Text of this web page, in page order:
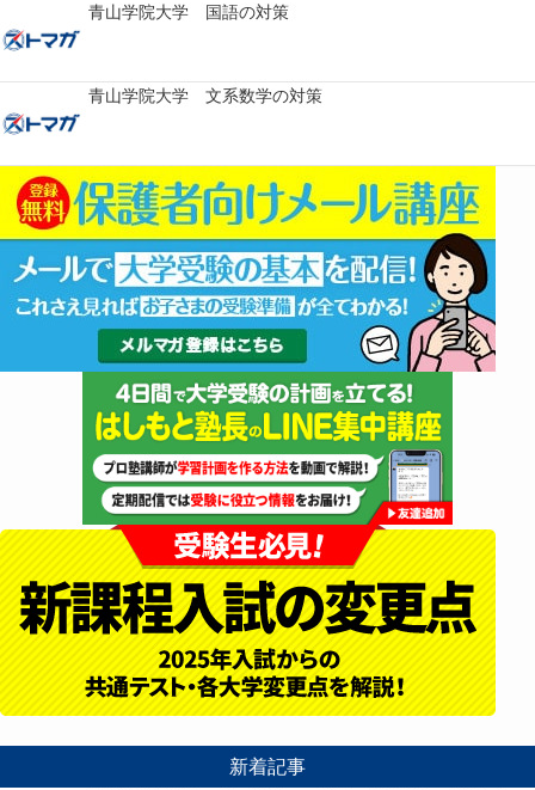
青山学院大学 国語の対策
青山学院大学 文系数学の対策
新着記事